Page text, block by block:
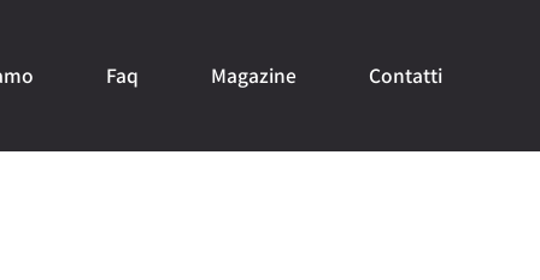
Faq Magazine Contatti